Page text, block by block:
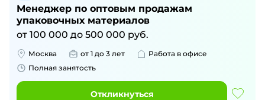
Менеджер по оптовым продажам
упаковочных материалов
от 100 000 до 500 000 руб.
Москва от 1 до 3 лет
Работа в офисе
Полная занятость
Откликнуться